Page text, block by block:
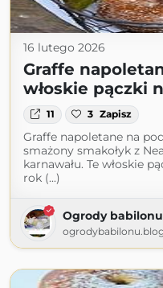
16 lutego 2026
Graffe
włoskie pączki
11 3 Zapisz
Graffe napoletane na
smażony smakołyk z
karnawału. Te włoskie
rok (...)
Ogrody babilonu